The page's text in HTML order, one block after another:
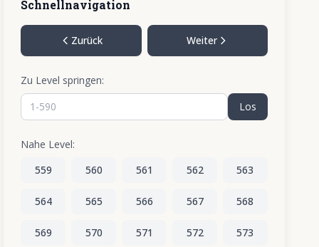
Schnellnavigation
Zurück Weiter
Zu Level springen:
Los
Nahe Level:
559
560 561 562 563
564 565 566 567 568
569 570 571 572 573